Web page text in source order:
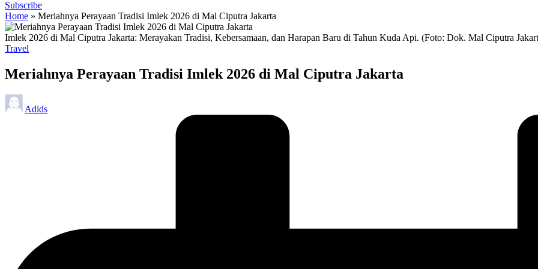
Subscribe
Home » Meriahnya Perayaan Tradisi Imlek 2026 di Mal Ciputra Jakarta
Imlek 2026 di Mal Ciputra Jakarta: Merayakan Tradisi, Kebersamaan, dan Harapan Baru di Tahun Kuda Api. (Foto: Dok. Mal Ciputra
Posted
Travel
Meriahnya Perayaan Tradisi Imlek 2026 di Mal Ciputra Jakarta
Posted
by
Adids